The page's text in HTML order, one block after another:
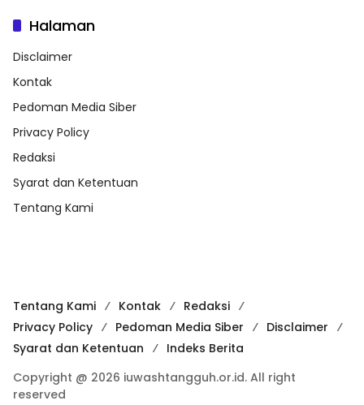
Halaman
Disclaimer
Kontak
Pedoman Media Siber
Privacy Policy
Redaksi
Syarat dan Ketentuan
Tentang Kami
Tentang Kami Kontak
Redaksi
Privacy Policy
Pedoman Media Siber
Disclaimer
Syarat dan Ketentuan
Indeks Berita
Copyright @ 2026 iuwashtangguh.or.id. All right
reserved